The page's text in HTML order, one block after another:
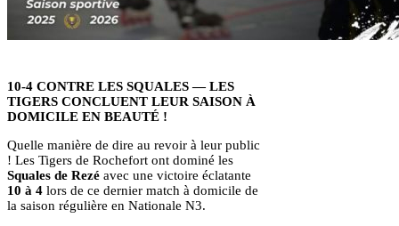
10-4 CONTRE LES SQUALES — LES
TIGERS CONCLUENT LEUR SAISON À
DOMICILE EN BEAUTÉ !
Quelle manière de dire au revoir à leur public
! Les Tigers de Rochefort ont dominé les
Squales de Rezé avec une victoire éclatante
10 à 4 lors de ce dernier match à domicile de
la saison régulière en Nationale N3.